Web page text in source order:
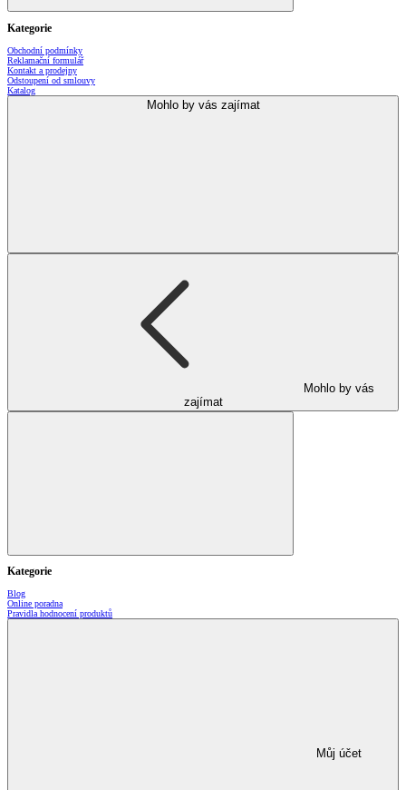
Kategorie
Obchodní podmínky
Reklamační formulář
Kontakt a prodejny
Odstoupení od smlouvy
Katalog
Mohlo by vás zajímat
Mohlo by vás
zajímat
Kategorie
Blog
Online poradna
Pravidla hodnocení produktů
Můj účet